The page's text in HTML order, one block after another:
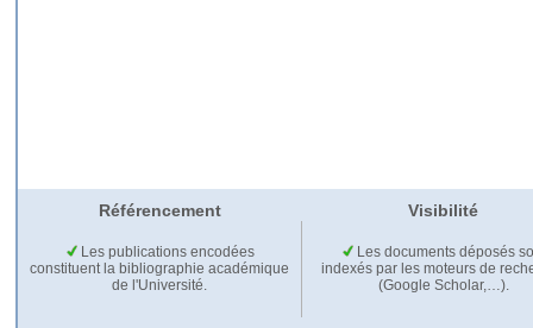
Référencement Visibilité
Les publications encodées
constituent la bibliographie académique
de l'Université.
Les documents déposés
indexés par les moteurs de
(Google Scholar,…).